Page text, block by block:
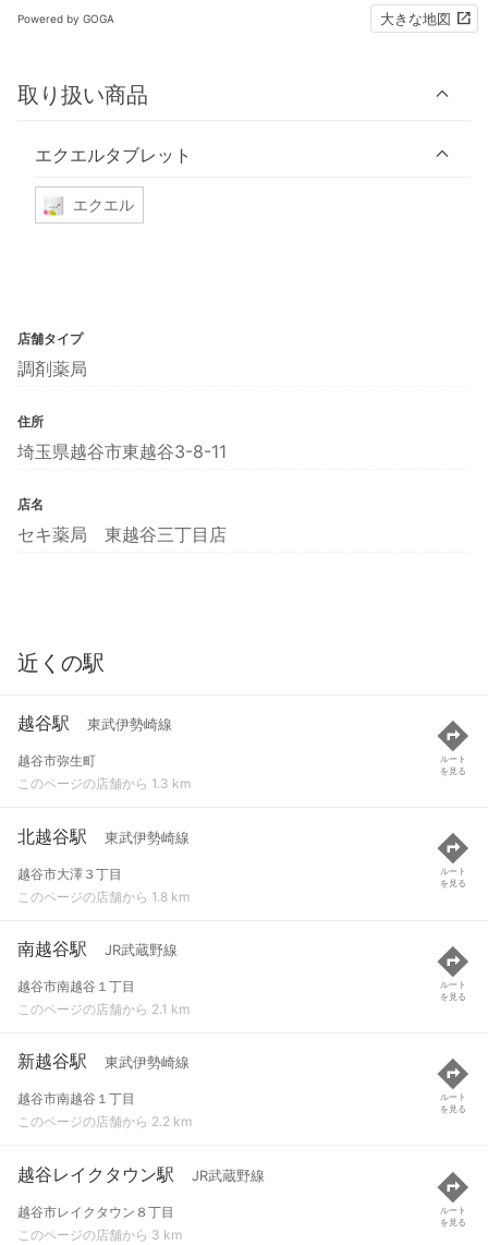
Powered by GOGA 大きな地図
取り扱い商品
エクエルタブレット
エクエル
店舗タイプ
調剤薬局
住所
埼玉県越谷市東越谷3-8-11
店名
セキ薬局 東越谷三丁目店
近くの駅
越谷駅 東武伊勢崎線
越谷市弥生町
このページの店舗から 1.3 km
ルート
を見る
北越谷駅 東武伊勢崎線
越谷市大澤３丁目
このページの店舗から 1.8 km
ルート
を見る
南越谷駅 JR武蔵野線
越谷市南越谷１丁目
このページの店舗から 2.1 km
ルート
を見る
新越谷駅 東武伊勢崎線
越谷市南越谷１丁目
このページの店舗から 2.2 km
ルート
を見る
越谷レイクタウン駅 JR武蔵野線
越谷市レイクタウン８丁目
このページの店舗から 3 km
ルート
を見る